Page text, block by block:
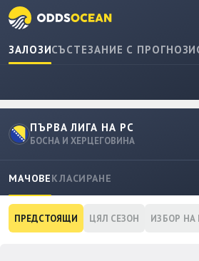
ЗАЛОЗИСЪСТЕЗАНИЕ С ПРОГНОЗИ
ПЪРВА ЛИГА НА РС
БОСНА И ХЕРЦЕГОВИНА
МАЧОВЕКЛАСИРАНЕ
ПРЕДСТОЯЩИ ЦЯЛ СЕЗОН ИЗБОР НА